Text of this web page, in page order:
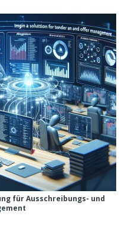
für Ausschreibungs- und